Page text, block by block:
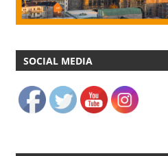
SOCIAL MEDIA